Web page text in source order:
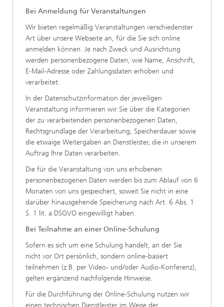
Bei Anmeldung für Veranstaltungen
Wir bieten regelmäßig Veranstaltungen verschiedenster
Art über unsere Webseite an, für die Sie sich online
anmelden können. Je nach Zweck und Ausrichtung
werden personenbezogene Daten, wie Name, Anschrift,
E-Mail-Adresse oder Zahlungsdaten erhoben und
verarbeitet.
In der Datenschutzinformation der jeweiligen
Veranstaltung informieren wir Sie über die Kategorien
der zu verarbeitenden personenbezogenen Daten,
Rechtsgrundlage der Verarbeitung, Speicherdauer sowie
die etwaige Weitergaben an Dienstleister, die in unserem
Auftrag Ihre Daten verarbeiten.
Die für die Veranstaltung von uns erhobenen
personenbezogenen Daten werden bis zum Ablauf von 6
Monaten von uns gespeichert, soweit Sie nicht in eine
darüber hinausgehende Speicherung nach Art. 6 Abs. 1
S. 1 lit. a DSGVO eingewilligt haben.
Bei Teilnahme an einer Online-Schulung
Sofern es sich um eine Schulung handelt, an der Sie
nicht vor Ort persönlich, sondern online-basiert
teilnehmen (z.B. per Video- und/oder Audio-Konferenz),
gelten ergänzend nachfolgende Hinweise.
Für die Durchführung der Online-Schulung nutzen wir
einen technischen Dienstleister im Wege der